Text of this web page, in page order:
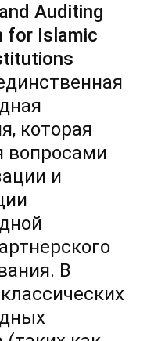
Auditing
for Islamic
которая
вопросами
и
В